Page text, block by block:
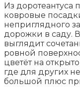
Из доротеантуса
ковровые
неприглядного
дорожки в саду.
выглядит
ровной
цветёт на
где для других
большой плюс